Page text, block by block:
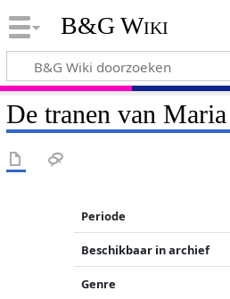
B&G Wiki
De tranen van
Periode
Beschikbaar in archief
Genre